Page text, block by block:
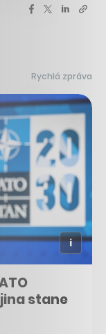
Rychlá zpráva
stane